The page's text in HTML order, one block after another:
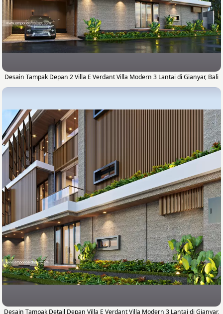
Desain Tampak Depan 2 Villa E Verdant Villa Modern 3 Lantai di Gianyar, Bali
Desain Tampak Detail Depan Villa E Verdant Villa Modern 3 Lantai di Gianyar,